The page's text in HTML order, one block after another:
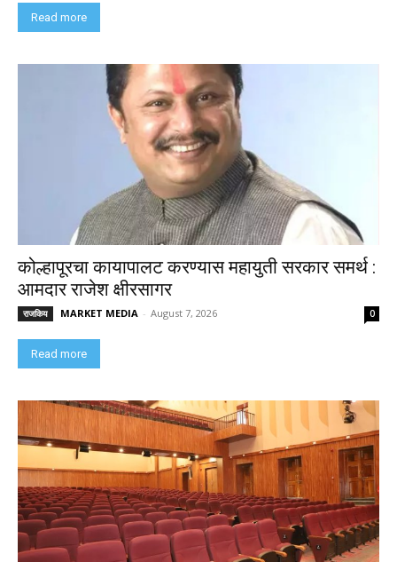
Read more
कोल्हापूरचा कायापालट करण्यास महायुती सरकार समर्थ :
आमदार राजेश क्षीरसागर
राजकिय MARKET MEDIA - August 7, 2026 0
Read more